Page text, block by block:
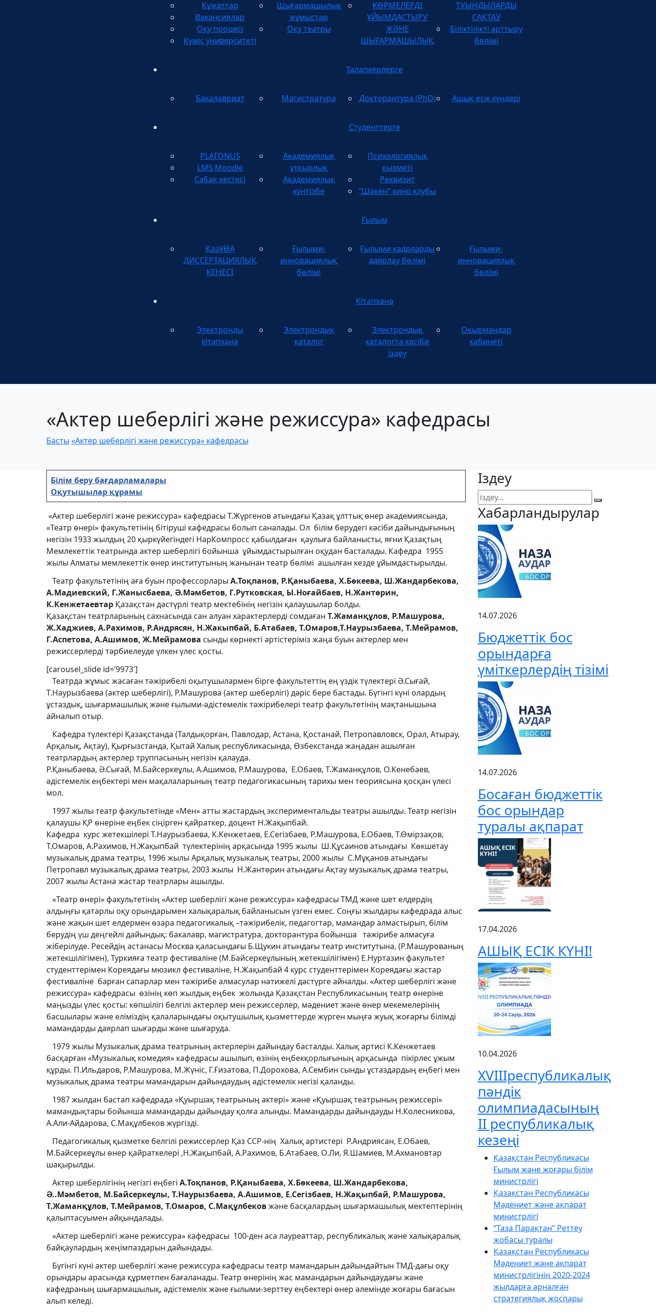
Құжаттар
Вакансиялар
Оқу процесі
Күміс университеті
Шығармашылық
жұмыстар
Оқу театры
КӨРМЕЛЕРДІ
ҰЙЫМДАСТЫРУ
ЖӘНЕ
ШЫҒАРМАШЫЛЫҚ
ТУЫНДЫЛАРДЫ
САҚТАУ
Біліктілікті арттыру
бөлімі
Талапкерлерге
Бакалавриат Магистратура Докторантура (PhD) Ашық есік күндері
Студенттерге
PLATONUS
LMS Moodle
Сабақ кестесі
Академиялық
ұтқырлық
Академиялық
күнтізбе
Психологиялық
қызметі
Реквизит
“Шәкен” кино клубы
Ғылым
ҚазҰӨА
ДИССЕРТАЦИЯЛЫҚ
КЕҢЕСІ
Ғылыми-
инновациялық
бөлімі
Ғылыми кадрларды
даярлау бөлімі
Ғылыми-
инновациялық
бөлімі
Кітапхана
Электронды
кітапхана
Электрондық
каталог
Электрондық
каталогта кәсіби
іздеу
Оқырмандар
кабинеті
«Актер шеберлігі және режиссура» кафедрасы
Басты «Актер шеберлігі және режиссура» кафедрасы
Білім беру бағдарламалары
Оқутышылар құрамы
«Актер шеберлігі және режиссура» кафедрасы Т.Жүргенов атындағы Қазақ ұлттық өнер академиясында,
«Театр өнері» факультетінің бітіруші кафедрасы болып саналады. Ол білім берудегі кәсіби дайындығының
негізін 1933 жылдың 20 қыркүйегіндегі НарКомпросс қабылдаған қаулыға байланысты, яғни Қазақтың
Мемлекеттік театрында актер шеберлігі бойынша ұйымдастырылған оқудан басталады. Кафедра 1955
жылы Алматы мемлекеттік өнер институтының жанынан театр бөлімі ашылған кезде ұйымдастырылды.
Театр факультетінің аға буын профессорлары А.Тоқпанов, Р.Қаныбаева, Х.Бөкеева, Ш.Жандарбекова,
А.Мадиевский, Г.Жанысбаева, Ә.Мәмбетов, Г.Рутковская, Ы.Ноғайбаев, Н.Жантөрин,
К.Кенжетаевтар Қазақстан дәстүрлі театр мектебінің негізін қалаушылар болды.
Қазақстан театрларының сахнасында сан алуан характерлерді сомдаған Т.Жаманқұлов, Р.Машурова,
Ж.Хаджиев, А.Рахимов, Р.Андрясян, Н.Жакыпбай, Б.Атабаев, Т.Омаров,Т.Наурызбаева, Т.Мейрамов,
Г.Аспетова, А.Ашимов, Ж.Мейрамова сынды көрнекті әртістеріміз жаңа буын актерлер мен
режиссерлерді тәрбиелеуде үлкен үлес қосты.
[carousel_slide id=’9973′]
Театрда жұмыс жасаған тәжірибелі оқытушылармен бірге факультеттің ең үздік түлектері Ә.Сығай,
Т.Наурызбаева (актер шеберлігі), Р.Машурова (актер шеберлігі) дәріс бере бастады. Бүгінгі күні олардың
ұстаздық, шығармашылық және ғылыми-әдістемелік тәжірибелері театр факультетінің мақтанышына
айналып отыр.
Кафедра түлектері Қазақстанда (Талдықорған, Павлодар, Астана, Қостанай, Петропавловск, Орал, Атырау,
Арқалық, Ақтау), Қырғызстанда, Қытай Халық республикасында, Өзбекстанда жаңадан ашылған
театрлардың актерлер труппасының негізін қалауда.
Р.Қаныбаева, Ә.Сығай, М.Байсеркеұлы, А.Ашимов, Р.Машурова, Е.Обаев, Т.Жаманқұлов, О.Кенебаев,
әдістемелік еңбектері мен мақалаларының театр педагогикасының тарихы мен теориясына қосқан үлесі
мол.
1997 жылы театр факультетінде «Мен» атты жастардың экспериментальды театры ашылды. Театр негізін
қалаушы ҚР өнеріне еңбек сіңірген қайраткер, доцент Н.Жақыпбай.
Кафедра курс жетекшілері Т.Наурызбаева, К.Кенжетаев, Е.Сегізбаев, Р.Машурова, Е.Обаев, Т.Өмірзақов,
Т.Омаров, А.Рахимов, Н.Жақыпбай түлектерінің арқасында 1995 жылы Ш.Құсаинов атындағы Көкшетау
музыкалық драма театры, 1996 жылы Арқалық музыкалық театры, 2000 жылы С.Мұқанов атындағы
Петропавл музыкалық драма театры, 2003 жылы Н.Жантөрин атындағы Ақтау музыкалық драма театры,
2007 жылы Астана жастар театрлары ашылды.
«Театр өнері» факультетінің «Актер шеберлігі және режиссура» кафедрасы ТМД және шет елдердің
алдыңғы қатарлы оқу орындарымен халықаралық байланысын үзген емес. Соңғы жылдары кафедрада алыс
және жақын шет елдермен өзара педагогикалық –тәжірибелік, педагогтар, мамандар алмастырып, білім
берудің үш деңгейлі дайындық: бакалавр, магистратура, докторантура бойынша тәжірибе алмасуға
жіберілуде. Ресейдің астанасы Москва қаласындағы Б.Щукин атындағы театр институтына, (Р.Машурованың
жетекшілігімен), Туркияға театр фестиваліне (М.Байсеркеұлының жетекшілігімен) Е.Нуртазин факультет
студенттерімен Кореядағы мюзикл фестиваліне, Н.Жақыпбай 4 курс студенттерімен Кореядағы жастар
фестиваліне барған сапарлар мен тәжірибе алмасулар нәтижелі дәстүрге айналды. «Актер шеберлігі және
режиссура» кафедрасы өзінің көп жылдық еңбек жолында Қазақстан Республикасының театр өнеріне
маңызды үлес қосты: көпшілігі белгілі актерлер мен режиссерлер, мәдениет және өнер мекемелерінің
басшылары және еліміздің қалаларындағы оқытушылық қызметтерде жүрген мыңға жуық жоғарғы білімді
мамандарды даярлап шығарды және шығаруда.
1979 жылы Музыкалық драма театрының актерлерін дайындау басталды. Халық артисі К.Кенжетаев
басқарған «Музыкалық комедия» кафедрасы ашылып, өзінің еңбекқорлығының арқасында пікірлес ұжым
құрды. П.Ильдаров, Р.Машурова, М.Жүніс, Г.Ғизатова, П.Дорохова, А.Сембин сынды ұстаздардың еңбегі мен
музыкалық драма театры мамандарын дайындаудың әдістемелік негізі қаланды.
1987 жылдан бастап кафедрада «Қуыршақ театрының актері» және «Қуыршақ театрының режиссері»
мамандықтары бойынша мамандарды дайындау қолға алынды. Мамандарды дайындауды Н.Колесникова,
А.Али-Айдарова, С.Мақұлбеков жүргізді.
Педагогикалық қызметке белгілі режиссерлер Қаз ССР-нің Халық артистері Р.Андриясан, Е.Обаев,
М.Байсеркеұлы өнер қайраткелері ,Н.Жақыпбай, А.Рахимов, Б.Атабаев, О.Ли, Я.Шамиев, М.Ахмановтар
шақырылды.
Актер шеберлігінің негізгі еңбегі А.Тоқпанов, Р.Қаныбаева, Х.Бөкеева, Ш.Жандарбекова,
Ә..Мәмбетов, М.Байсеркеұлы, Т.Наурызбаева, А.Ашимов, Е.Сегізбаев, Н.Жақыпбай, Р.Машурова,
Т.Жаманқұлов, Т.Мейрамов, Т.Омаров, С.Мақұлбековжәне басқалардың шығармашылық мектептерінің
қалыптасуымен айқындалады.
«Актер шеберлігі және режиссура» кафедрасы 100-ден аса лауреаттар, республикалық және халықаралық
байқаулардың жеңімпаздарын дайындады.
Бүгінгі күні актер шеберлігі және режиссура кафедрасы театр мамандарын дайындайтын ТМД-дағы оқу
орындары арасында құрметпен бағаланады. Театр өнерінің жас мамандарын дайындаудағы және
кафедраның шығармашылық, әдістемелік және ғылыми-зерттеу еңбектері өнер әлемінде жоғары бағасын
алып келеді.
Іздеу
Хабарландырулар
14.07.2026
Бюджеттік бос
орындарға
үміткерлердің тізімі
14.07.2026
Босаған бюджеттік
бос орындар
туралы ақпарат
17.04.2026
АШЫҚ ЕСІК КҮНІ!
10.04.2026
XVIIIреспубликалық
пәндік
олимпиадасының
ІІ республикалық
кезеңі
Қазақстан Республикасы
Ғылым және жоғары білім
министрлігі
Қазақстан Республикасы
Мәдениет және ақпарат
министрлігі
“Таза Парақтан” Реттеу
жобасы туралы
Қазақстан Республикасы
Мәдениет және ақпарат
министрлігінің 2020-2024
жылдарға арналған
стратегиялық жоспары